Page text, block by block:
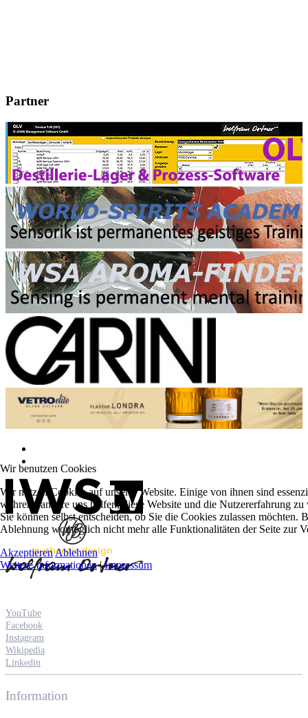
Partner
YouTube
Facebook
Instagram
Wikipedia
Linkedin
Information
Wir benutzen Cookies
Wir nutzen Cookies auf unserer Website. Einige von ihnen sind
während andere uns helfen, diese Website und die Nutzererfahrung
Sie können selbst entscheiden, ob Sie die Cookies zulassen möchten.
Ablehnung womöglich nicht mehr alle Funktionalitäten der Seite zur
Akzeptieren Ablehnen
Weitere Informationen|Impressum